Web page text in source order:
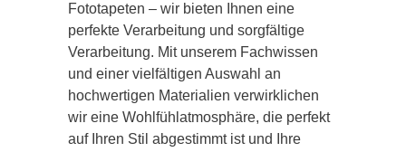
Fototapeten – wir bieten Ihnen eine
perfekte Verarbeitung und sorgfältige
Verarbeitung. Mit unserem Fachwissen
und einer vielfältigen Auswahl an
hochwertigen Materialien verwirklichen
wir eine Wohlfühlatmosphäre, die perfekt
auf Ihren Stil abgestimmt ist und Ihre